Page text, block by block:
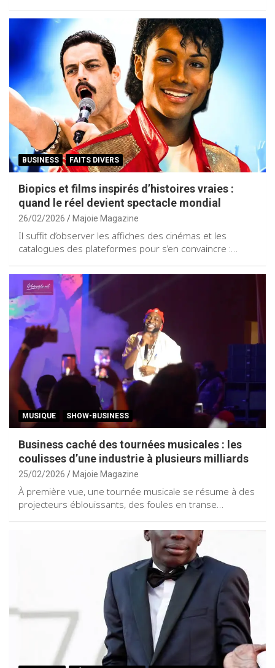
BUSINESS FAITS DIVERS
Biopics et films inspirés d’histoires vraies :
quand le réel devient spectacle mondial
26/02/2026 Majoie Magazine
Il suffit d’observer les affiches des cinémas et les
catalogues des plateformes pour s’en convaincre :…
MUSIQUE SHOW-BUSINESS
Business caché des tournées musicales : les
coulisses d’une industrie à plusieurs milliards
25/02/2026 Majoie Magazine
À première vue, une tournée musicale se résume à des
projecteurs éblouissants, des foules en transe…